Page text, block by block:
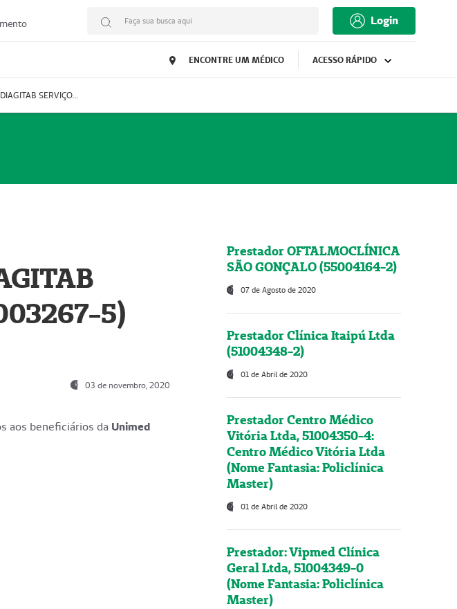
Faça sua busca aqui Login
ENCONTRE UM MÉDICO ACESSO RÁPIDO
MUDANÇA DE ENDEREÇO - DIAGITAB SERVIÇOS MÉDICOS LTDA (54003267-5)
5)
03 de novembro, 2020
aos beneficiários da Unimed
Prestador OFTALMOCLÍNICA
SÃO GONÇALO (55004164-2)
07 de Agosto de 2020
Prestador Clínica Itaipú Ltda
(51004348-2)
01 de Abril de 2020
Prestador Centro Médico
Vitória Ltda, 51004350-4:
Centro Médico Vitória Ltda
(Nome Fantasia: Policlínica
Master)
01 de Abril de 2020
Prestador: Vipmed Clínica
Geral Ltda, 51004349-0
(Nome Fantasia: Policlínica
Master)